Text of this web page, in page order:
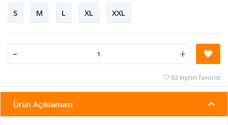
S M L XL XXL
- +
63 kişinin favorisi
Ürün Açıklaması